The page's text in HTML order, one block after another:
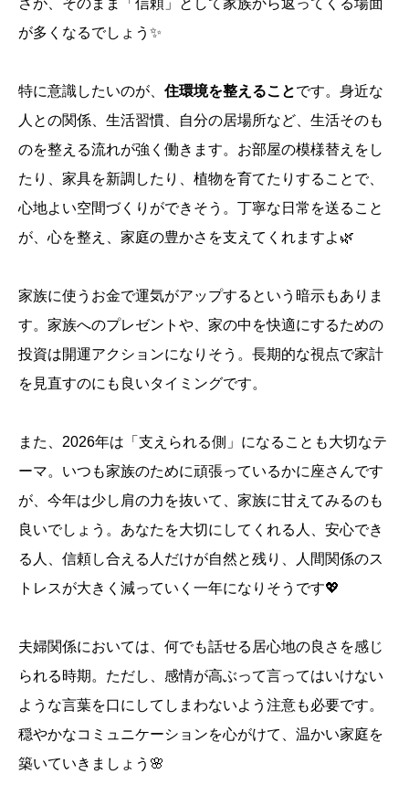
さが、そのまま「信頼」として家族から返ってくる場面
が多くなるでしょう✨
特に意識したいのが、 住環境を整えることです。身近な
人との関係、生活習慣、自分の居場所など、生活そのも
のを整える流れが強く働きます。お部屋の模様替えをし
たり、家具を新調したり、植物を育てたりすることで、
心地よい空間づくりができそう。丁寧な日常を送ること
が、心を整え、家庭の豊かさを支えてくれますよ🌿
家族に使うお金で運気がアップするという暗示もありま
す。家族へのプレゼントや、家の中を快適にするための
投資は開運アクションになりそう。長期的な視点で家計
を見直すのにも良いタイミングです。
また、2026年は「支えられる側」になることも大切なテ
ーマ。いつも家族のために頑張っているかに座さんです
が、今年は少し肩の力を抜いて、家族に甘えてみるのも
良いでしょう。あなたを大切にしてくれる人、安心でき
る人、信頼し合える人だけが自然と残り、人間関係のス
トレスが大きく減っていく一年になりそうです💖
夫婦関係においては、何でも話せる居心地の良さを感じ
られる時期。ただし、感情が高ぶって言ってはいけない
ような言葉を口にしてしまわないよう注意も必要です。
穏やかなコミュニケーションを心がけて、温かい家庭を
築いていきましょう🌸